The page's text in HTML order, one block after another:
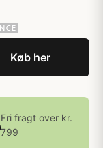
Køb her
Fri fragt over kr.
799